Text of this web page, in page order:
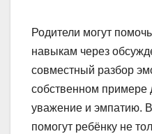
Родители могут
навыкам через
совместный разбор
собственном примере
уважение и эмпатию.
помогут ребёнку не